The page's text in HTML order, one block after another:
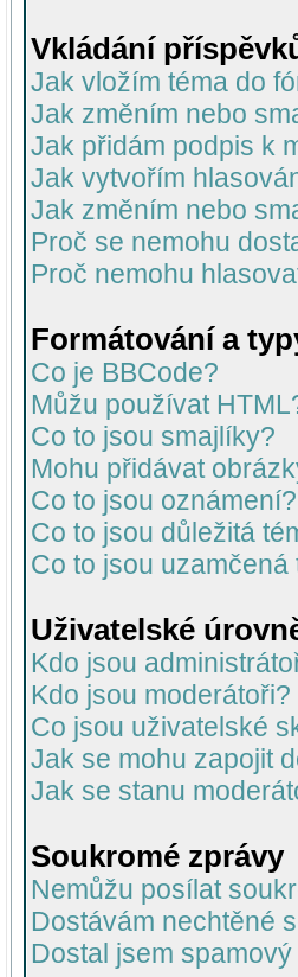
Vkládání
Jak vložím téma do
Jak změním nebo
Jak přidám podpis k
Jak vytvořím
Jak změním nebo
Proč se nemohu
Proč nemohu
Formátování a
Co je BBCode?
Můžu používat
Co to jsou smajlíky?
Mohu přidávat
Co to jsou oznámení?
Co to jsou důležitá
Co to jsou uzamčená
Uživatelské
Kdo jsou
Kdo jsou moderátoři?
Co jsou uživatelské
Jak se mohu zapojit
Jak se stanu
Soukromé zprávy
Nemůžu posílat
Dostávám nechtěné
Dostal jsem